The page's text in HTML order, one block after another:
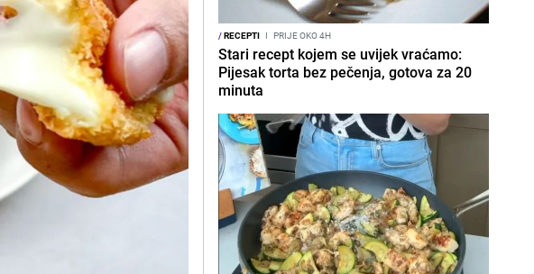
/RECEPTI I PRIJE OKO 4H
Stari recept kojem se uvijek vraćamo:
Pijesak torta bez pečenja, gotova za 20
minuta